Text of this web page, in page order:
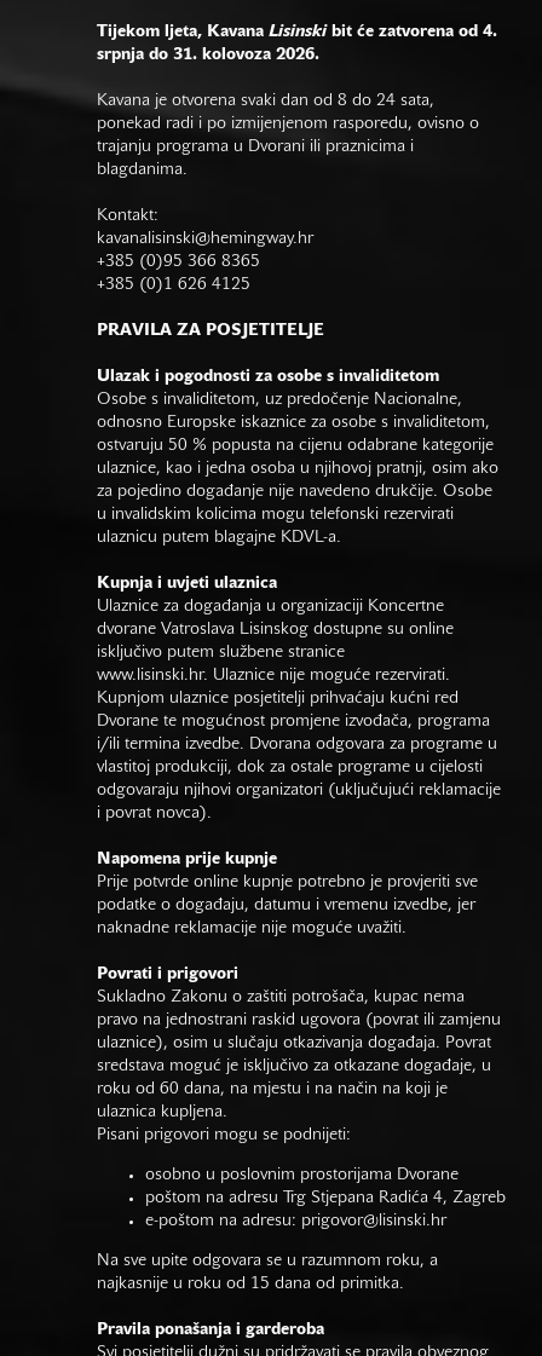
Tijekom ljeta, Kavana Lisinskibit će zatvorena od 4.
srpnja do 31. kolovoza 2026.
Kavana je otvorena svaki dan od 8 do 24 sata,
ponekad radi i po izmijenjenom rasporedu, ovisno o
trajanju programa u Dvorani ili praznicima i
blagdanima.
Kontakt:
kavanalisinski@hemingway.hr
+385 (0)95 366 8365
+385 (0)1 626 4125
PRAVILA ZA POSJETITELJE
Ulazak i pogodnosti za osobe s invaliditetom
Osobe s invaliditetom, uz predočenje Nacionalne,
odnosno Europske iskaznice za osobe s invaliditetom,
ostvaruju 50 % popusta na cijenu odabrane kategorije
ulaznice, kao i jedna osoba u njihovoj pratnji, osim ako
za pojedino događanje nije navedeno drukčije. Osobe
u invalidskim kolicima mogu telefonski rezervirati
ulaznicu putem blagajne KDVL-a.
Kupnja i uvjeti ulaznica
Ulaznice za događanja u organizaciji Koncertne
dvorane Vatroslava Lisinskog dostupne su online
isključivo putem službene stranice
www.lisinski.hr. Ulaznice nije moguće rezervirati.
Kupnjom ulaznice posjetitelji prihvaćaju kućni red
Dvorane te mogućnost promjene izvođača, programa
i/ili termina izvedbe. Dvorana odgovara za programe u
vlastitoj produkciji, dok za ostale programe u cijelosti
odgovaraju njihovi organizatori (uključujući reklamacije
i povrat novca).
Napomena prije kupnje
Prije potvrde online kupnje potrebno je provjeriti sve
podatke o događaju, datumu i vremenu izvedbe, jer
naknadne reklamacije nije moguće uvažiti.
Povrati i prigovori
Sukladno Zakonu o zaštiti potrošača, kupac nema
pravo na jednostrani raskid ugovora (povrat ili zamjenu
ulaznice), osim u slučaju otkazivanja događaja. Povrat
sredstava moguć je isključivo za otkazane događaje, u
roku od 60 dana, na mjestu i na način na koji je
ulaznica kupljena.
Pisani prigovori mogu se podnijeti:
osobno u poslovnim prostorijama Dvorane
poštom na adresu Trg Stjepana Radića 4, Zagreb
e-poštom na adresu: prigovor@lisinski.hr
Na sve upite odgovara se u razumnom roku, a
najkasnije u roku od 15 dana od primitka.
Pravila ponašanja i garderoba